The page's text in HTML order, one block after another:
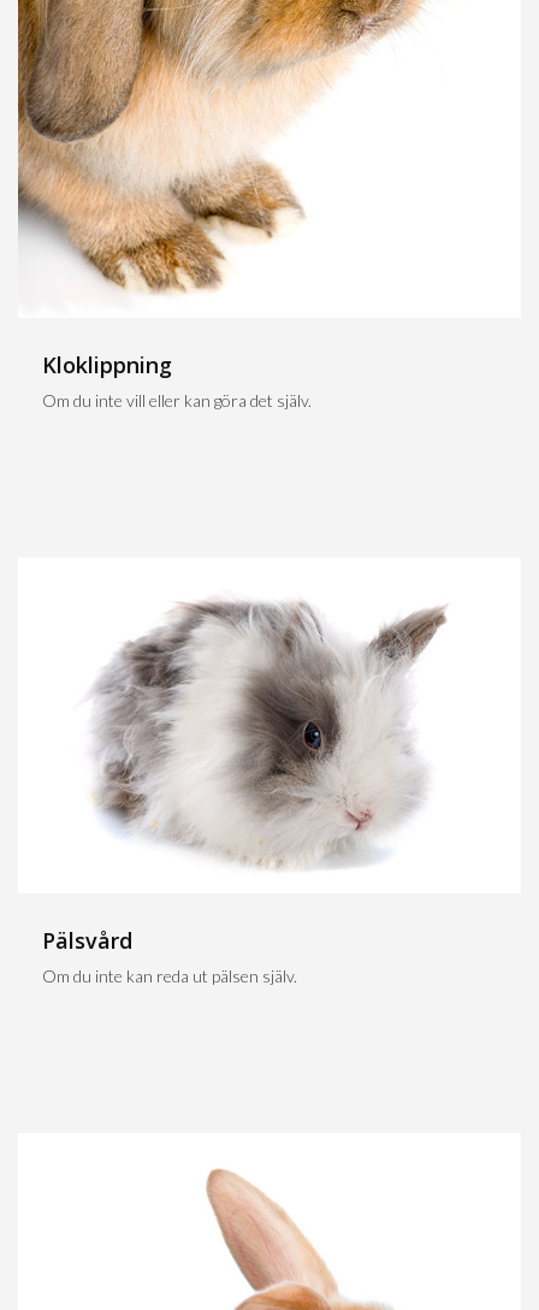
Kloklippning
Om du inte vill eller kan göra det själv.
Pälsvård
Om du inte kan reda ut pälsen själv.